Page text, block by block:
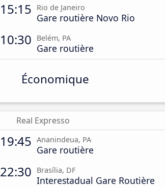
15:15 Rio de Janeiro
Gare routière Novo Rio
10:30 Belém, PA
Gare routière
Économique
Real Expresso
19:45 Ananindeua, PA
Gare routière
22:30 Brasília, DF
Interestadual Gare Routière